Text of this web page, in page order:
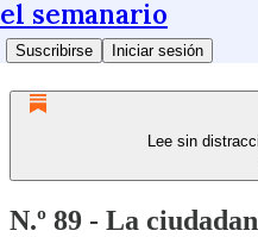
el semanario
Suscribirse Iniciar sesión
Lee sin
N.º 89 - La